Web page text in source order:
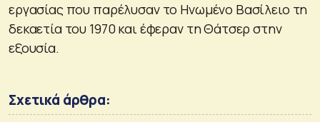
εργασίας που παρέλυσαν το Ηνωμένο Βασίλειο τη
δεκαετία του 1970 και έφεραν τη Θάτσερ στην
εξουσία.
Σχετικά άρθρα: